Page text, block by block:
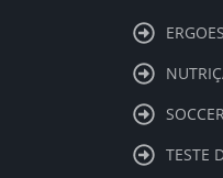
TESTE